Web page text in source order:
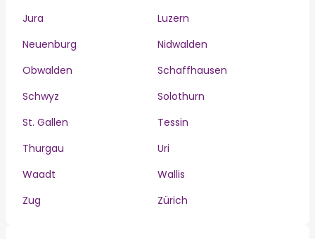
Jura
Luzern
Neuenburg
Nidwalden
Obwalden
Schaffhausen
Schwyz
Solothurn
St. Gallen
Tessin
Thurgau
Uri
Waadt
Wallis
Zug
Zürich